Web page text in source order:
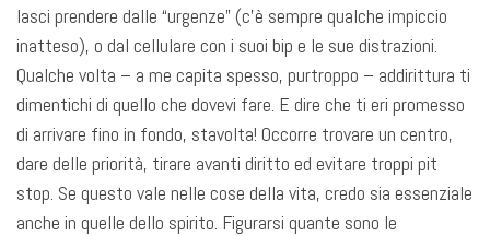
lasci prendere dalle “urgenze” (c’è sempre qualche impiccio
inatteso), o dal cellulare con i suoi bip e le sue distrazioni.
Qualche volta – a me capita spesso, purtroppo – addirittura ti
dimentichi di quello che dovevi fare. E dire che ti eri promesso
di arrivare fino in fondo, stavolta! Occorre trovare un centro,
dare delle priorità, tirare avanti diritto ed evitare troppi pit
stop. Se questo vale nelle cose della vita, credo sia essenziale
anche in quelle dello spirito. Figurarsi quante sono le